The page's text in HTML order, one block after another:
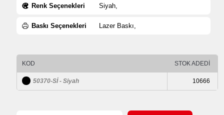
Renk Seçenekleri Siyah,
Baskı Seçenekleri Lazer Baskı,
KOD STOK ADEDİ
50370-Sİ - Siyah 10666